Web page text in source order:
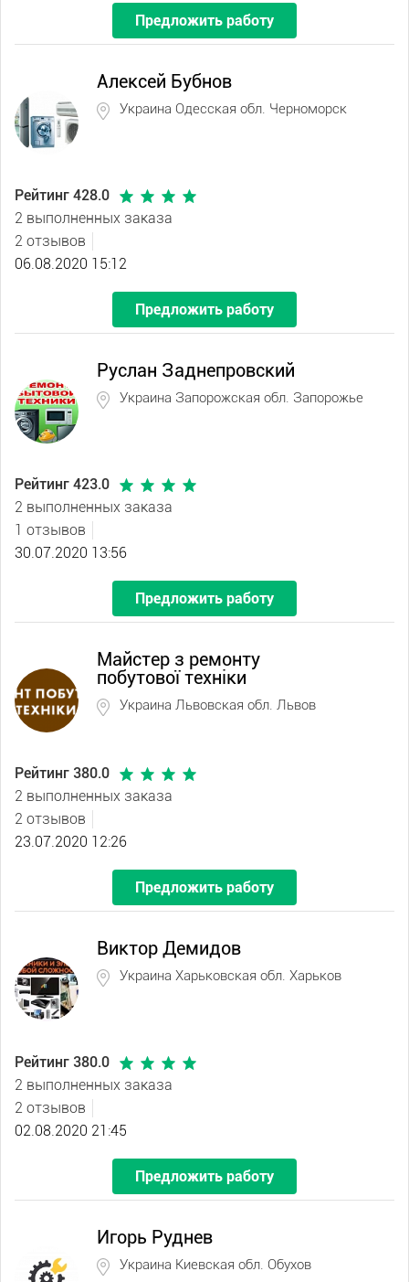
Предложить работу
Алексей Бубнов
Украина Одесская обл. Черноморск
Рейтинг 428.0
2 выполненных заказа
2 отзывов
06.08.2020 15:12
Предложить работу
Руслан Заднепровский
Украина Запорожская обл. Запорожье
Рейтинг 423.0
2 выполненных заказа
1 отзывов
30.07.2020 13:56
Предложить работу
Майстер з ремонту
побутової техніки
Украина Львовская обл. Львов
Рейтинг 380.0
2 выполненных заказа
2 отзывов
23.07.2020 12:26
Предложить работу
Виктор Демидов
Украина Харьковская обл. Харьков
Рейтинг 380.0
2 выполненных заказа
2 отзывов
02.08.2020 21:45
Предложить работу
Игорь Руднев
Украина Киевская обл. Обухов